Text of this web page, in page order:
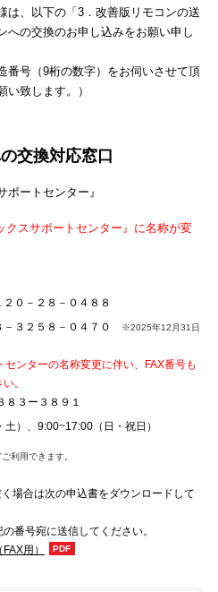
は、以下の「3．改善版リモコンの送
への交換のお申し込みをお願い申し
番号（9桁の数字）をお伺いさせて頂
い致します。）
交換対応窓口
ポートセンター』
クスサポートセンター』に名称が変
０－２８－０４８８
２５８－０４７０
※2025年12月31日
ンターの名称変更に伴い、FAX番号も
。
８３ー３８９１
）、9:00~17:00（日・祝日）
利用できます。
場合は次の申込書をダウンロードして
番号宛に送信してください。
用）